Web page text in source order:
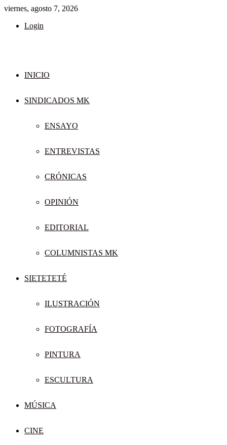
viernes, agosto 7, 2026
Login
INICIO
SINDICADOS MK
ENSAYO
ENTREVISTAS
CRÓNICAS
OPINIÓN
EDITORIAL
COLUMNISTAS MK
SIETETETÉ
ILUSTRACIÓN
FOTOGRAFÍA
PINTURA
ESCULTURA
MÚSICA
CINE